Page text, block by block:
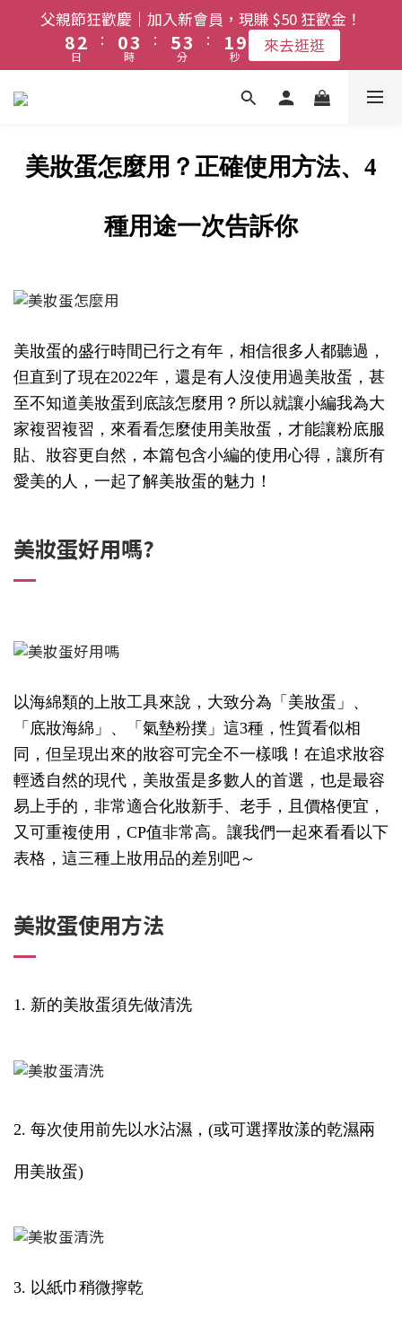
父親節限定🔥滿880免運｜官網限定滿額再送好禮
父親節狂歡慶｜加入新會員，現賺 $50 狂歡金！
9
8
7
3
2
3
2
1
日
:
1
0
4
3
2
時
:
6
5
4
0
4
3
2
分
:
2
1
0
9
8
7
6
3
1
0
秒
來去逛逛
父親節限定🔥滿880免運｜官網限定滿額再送好禮
美妝蛋怎麼用？正確使用方法、4
種用途一次告訴你
美妝蛋的盛行時間已行之有年，相信很多人都聽過，
但直到了現在2022年，還是有人沒使用過美妝蛋，甚
至不知道美妝蛋到底該怎麼用？所以就讓小編我為大
家複習複習，來看看怎麼使用美妝蛋，才能讓粉底服
貼、妝容更自然，本篇包含小編的使用心得，讓所有
愛美的人，一起了解美妝蛋的魅力！
美妝蛋好用嗎?
以海綿類的上妝工具來說，大致分為「美妝蛋」、
「底妝海綿」、「氣墊粉撲」這3種，性質看似相
同，但呈現出來的妝容可完全不一樣哦！在追求妝容
輕透自然的現代，美妝蛋是多數人的首選，也是最容
易上手的，非常適合化妝新手、老手，且價格便宜，
又可重複使用，CP值非常高。讓我們一起來看看以下
表格，這三種上妝用品的差別吧～
美妝蛋使用方法
1. 新的美妝蛋須先做清洗
2. 每次使用前先以水沾濕，(或可選擇妝漾的乾濕兩
用美妝蛋)
3. 以紙巾稍微擰乾